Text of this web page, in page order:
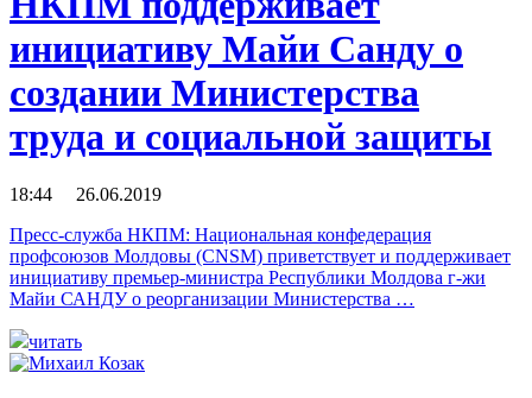
инициативу Майи Санду о
создании Министерства
труда и социальной защиты
18:44 26.06.2019
Пресс-служба НКПМ: Национальная конфедерация
профсоюзов Молдовы (CNSM) приветствует и поддерживает
инициативу премьер-министра Республики Молдова г-жи
Майи САНДУ о реорганизации Министерства …
читать